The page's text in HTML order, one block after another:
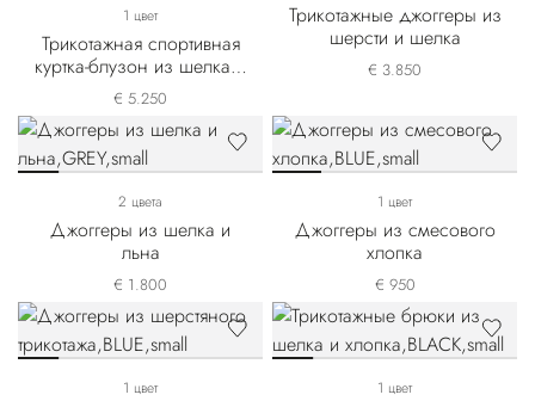
1 цвет
Трикотажная спортивная
куртка-блузон из шелка и
хлопка
€ 5.250
Трикотажные джоггеры из
шерсти и шелка
€ 3.850
2 цвета
Джоггеры из шелка и
льна
€ 1.800
1 цвет
Джоггеры из смесового
хлопка
€ 950
1 цвет 1 цвет